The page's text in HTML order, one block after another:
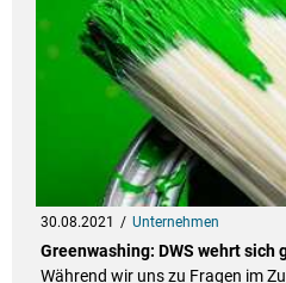
30.08.2021 Unternehmen
Greenwashing: DWS wehrt sich
Während wir uns zu Fragen im